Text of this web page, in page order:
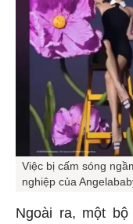
Việc bị cấm sóng
nghiệp của
Ngoài ra, một